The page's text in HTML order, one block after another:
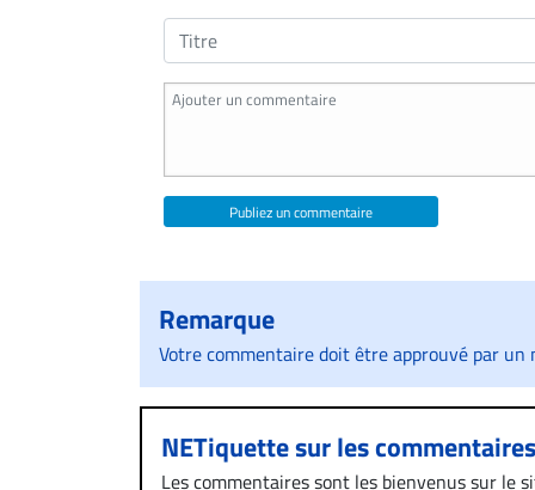
Publiez un commentaire
Remarque
Votre commentaire doit être approuvé par un
NETiquette sur les commentaires
Les commentaires sont les bienvenus sur le